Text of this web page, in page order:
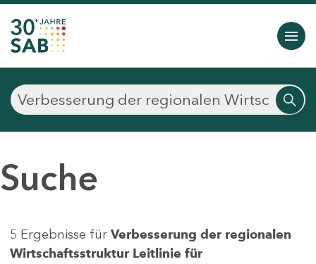
Suche
5 Ergebnisse für Verbesserung der regionalen
Wirtschaftsstruktur Leitlinie für